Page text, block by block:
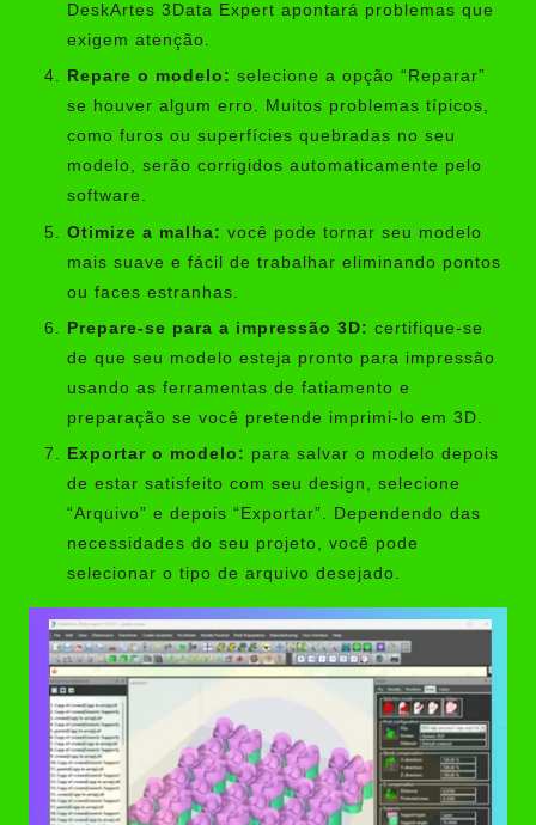
DeskArtes 3Data Expert apontará problemas que
exigem atenção.
Repare o modelo: selecione a opção “Reparar”
se houver algum erro. Muitos problemas típicos,
como furos ou superfícies quebradas no seu
modelo, serão corrigidos automaticamente pelo
software.
Otimize a malha: você pode tornar seu modelo
mais suave e fácil de trabalhar eliminando pontos
ou faces estranhas.
Prepare-se para a impressão 3D: certifique-se
de que seu modelo esteja pronto para impressão
usando as ferramentas de fatiamento e
preparação se você pretende imprimi-lo em 3D.
Exportar o modelo: para salvar o modelo depois
de estar satisfeito com seu design, selecione
“Arquivo” e depois “Exportar”. Dependendo das
necessidades do seu projeto, você pode
selecionar o tipo de arquivo desejado.